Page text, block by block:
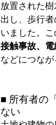
放置された
出し、歩行
いました。こ
接触事故、
などにつなが
■ 所有者の
ない